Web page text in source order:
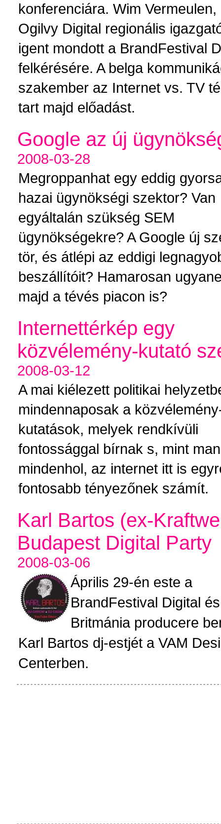
konferenciára. Wim Vermeulen,
Ogilvy Digital regionális
igent mondott a BrandFestival
felkérésére. A belga
szakember az Internet vs. TV
tart majd előadást.
Google az új
2008-03-28
Megroppanhat egy eddig
hazai ügynökségi szektor? Van
egyáltalán szükség SEM
ügynökségekre? A Google új
tör, és átlépi az eddigi
beszállítóit? Hamarosan
majd a tévés piacon is?
Internettérkép egy
közvélemény-kutató
2008-03-12
A mai kiélezett politikai
mindennaposak a
kutatások, melyek rendkívüli
fontossággal bírnak s, mint
mindenhol, az internet itt is
fontosabb tényezőnek számít.
Karl Bartos (ex-
Budapest Digital Party
2008-03-06
Április 29-én este a
BrandFestival Digital
Britmánia producere
Karl Bartos dj-estjét a VAM
Centerben.